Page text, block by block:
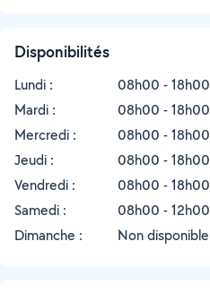
Disponibilités
Lundi :
08h00 - 18h00
Mardi :
08h00 - 18h00
Mercredi :
08h00 - 18h00
Jeudi :
08h00 - 18h00
Vendredi :
08h00 - 18h00
Samedi :
08h00 - 12h00
Dimanche :
Non disponible